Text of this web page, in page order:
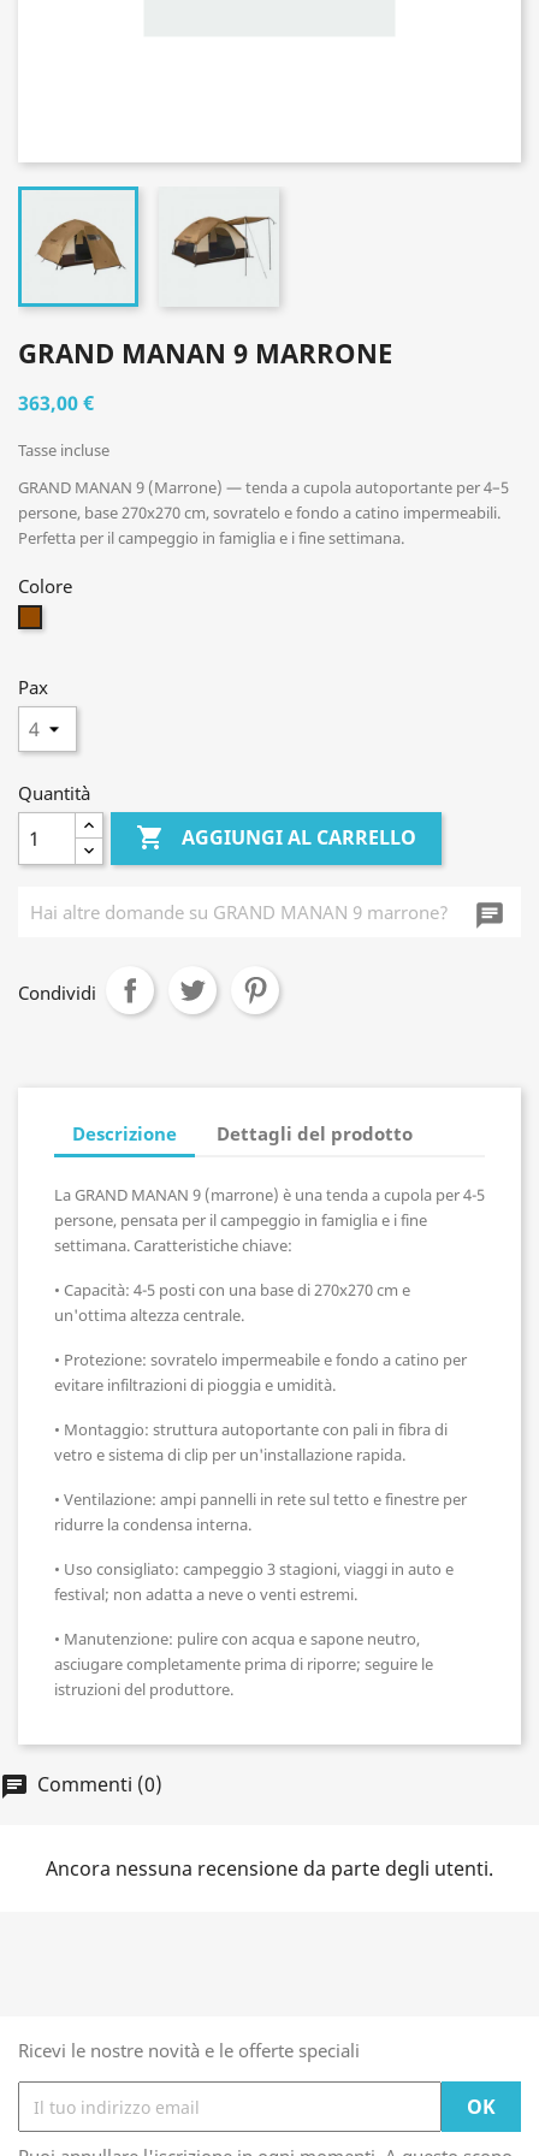
GRAND MANAN 9 MARRONE
363,00 €
Tasse incluse
GRAND MANAN 9 (Marrone) — tenda a cupola autoportante per 4–5
persone, base 270x270 cm, sovratelo e fondo a catino impermeabili.
Perfetta per il campeggio in famiglia e i fine settimana.
Colore
Pax
Quantità
 AGGIUNGI AL CARRELLO
Condividi
Descrizione Dettagli del prodotto
La GRAND MANAN 9 (marrone) è una tenda a cupola per 4-5
persone, pensata per il campeggio in famiglia e i fine
settimana. Caratteristiche chiave:
• Capacità: 4-5 posti con una base di 270x270 cm e
un'ottima altezza centrale.
• Protezione: sovratelo impermeabile e fondo a catino per
evitare infiltrazioni di pioggia e umidità.
• Montaggio: struttura autoportante con pali in fibra di
vetro e sistema di clip per un'installazione rapida.
• Ventilazione: ampi pannelli in rete sul tetto e finestre per
ridurre la condensa interna.
• Uso consigliato: campeggio 3 stagioni, viaggi in auto e
festival; non adatta a neve o venti estremi.
• Manutenzione: pulire con acqua e sapone neutro,
asciugare completamente prima di riporre; seguire le
istruzioni del produttore.
chat Commenti (0)
Ancora nessuna recensione da parte degli utenti.
Ricevi le nostre novità e le offerte speciali